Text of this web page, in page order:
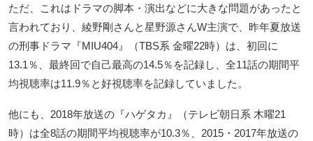
ただ、これはドラマの脚本・演出などに大きな問題があったと
言われており、綾野剛さんと星野源さんW主演で、昨年夏放送
の刑事ドラマ『MIU404』（TBS系 金曜22時）は、初回に
13.1％、最終回で自己最高の14.5％を記録し、全11話の期間平
均視聴率は11.9％と好視聴率を記録していました。
他にも、2018年放送の『ハゲタカ』（テレビ朝日系 木曜21
時）は全8話の期間平均視聴率が10.3％、2015・2017年放送の